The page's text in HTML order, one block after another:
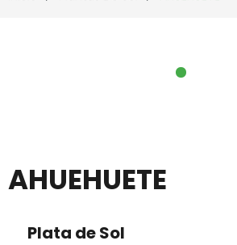
AHUEHUETE
Plata de Sol